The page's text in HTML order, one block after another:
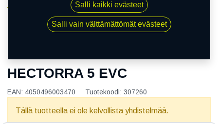
165/65R14 79T MATADOR HECTORRA 5 EVC
HECTORRA 5 EVC
EAN: 4050496003470 Tuotekoodi: 307260
Tällä tuotteella ei ole kelvollista yhdistelmää.
Salli kaikki evästeet
Salli vain välttämättömät evästeet